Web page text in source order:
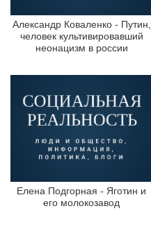
Александр Коваленко - Путин,
человек культивировавший
неонацизм в россии
Елена Подгорная - Яготин и
его молокозавод